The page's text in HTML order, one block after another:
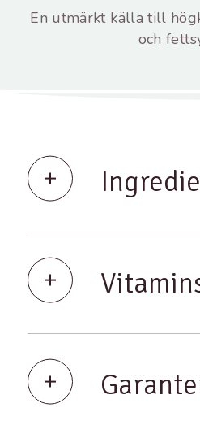
En utmärkt källa till
och